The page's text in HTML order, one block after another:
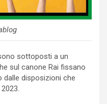
sottoposti a un
sul canone Rai fissano
dalle disposizioni che